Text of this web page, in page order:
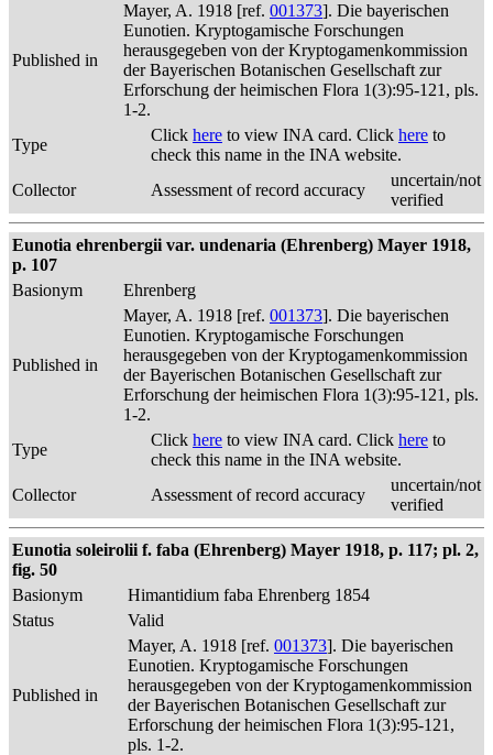
Published in
Mayer, A. 1918 [ref. 001373]. Die bayerischen
Eunotien. Kryptogamische Forschungen
herausgegeben von der Kryptogamenkommission
der Bayerischen Botanischen Gesellschaft zur
Erforschung der heimischen Flora 1(3):95-121, pls.
1-2.
Type
Click here to view INA card. Click here to
check this name in the INA website.
Collector
Assessment of record accuracy
uncertain/not
verified
Eunotia ehrenbergii var. undenaria (Ehrenberg) Mayer 1918,
p. 107
Basionym
Ehrenberg
Published in
Mayer, A. 1918 [ref. 001373]. Die bayerischen
Eunotien. Kryptogamische Forschungen
herausgegeben von der Kryptogamenkommission
der Bayerischen Botanischen Gesellschaft zur
Erforschung der heimischen Flora 1(3):95-121, pls.
1-2.
Type
Click here to view INA card. Click here to
check this name in the INA website.
Collector
Assessment of record accuracy
uncertain/not
verified
Eunotia soleirolii f. faba (Ehrenberg) Mayer 1918, p. 117; pl. 2,
fig. 50
Basionym
Himantidium faba Ehrenberg 1854
Status
Valid
Published in
Mayer, A. 1918 [ref. 001373]. Die bayerischen
Eunotien. Kryptogamische Forschungen
herausgegeben von der Kryptogamenkommission
der Bayerischen Botanischen Gesellschaft zur
Erforschung der heimischen Flora 1(3):95-121,
pls. 1-2.